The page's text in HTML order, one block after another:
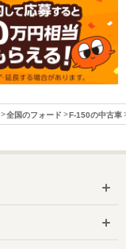
全国のフォード F-150の中古車